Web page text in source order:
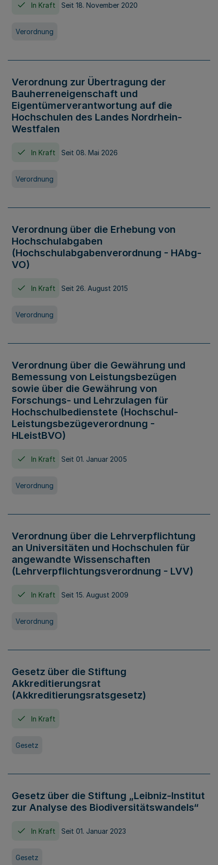
In Kraft Seit 18. November 2020
Verordnung
Verordnung zur Übertragung der
Bauherreneigenschaft und
Eigentümerverantwortung auf die
Hochschulen des Landes Nordrhein-
Westfalen
In Kraft Seit 08. Mai 2026
Verordnung
Verordnung über die Erhebung von
Hochschulabgaben
(Hochschulabgabenverordnung - HAbg-
VO)
In Kraft Seit 26. August 2015
Verordnung
Verordnung über die Gewährung und
Bemessung von Leistungsbezügen
sowie über die Gewährung von
Forschungs- und Lehrzulagen für
Hochschulbedienstete (Hochschul-
Leistungsbezügeverordnung -
HLeistBVO)
In Kraft Seit 01. Januar 2005
Verordnung
Verordnung über die Lehrverpflichtung
an Universitäten und Hochschulen für
angewandte Wissenschaften
(Lehrverpflichtungsverordnung - LVV)
In Kraft Seit 15. August 2009
Verordnung
Gesetz über die Stiftung
Akkreditierungsrat
(Akkreditierungsratsgesetz)
In Kraft
Gesetz
Gesetz über die Stiftung „Leibniz-Institut
zur Analyse des Biodiversitätswandels“
In Kraft Seit 01. Januar 2023
Gesetz